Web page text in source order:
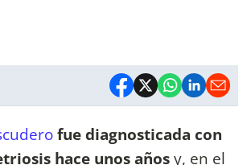
fue diagnosticada con
hace unos añosy, en el